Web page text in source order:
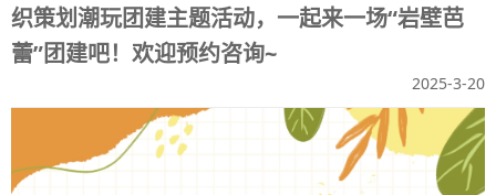
织策划潮玩团建主题活动，一起来一场“岩壁芭
蕾”团建吧！欢迎预约咨询~
2025-3-20